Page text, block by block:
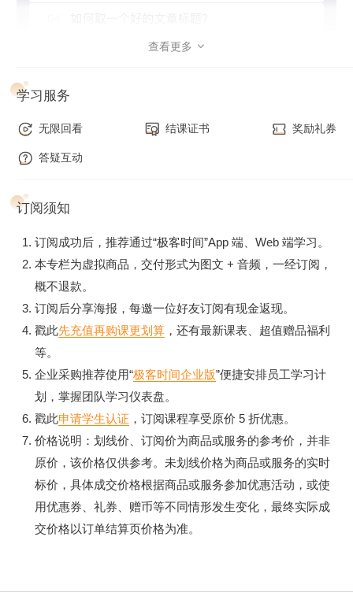
查看更多 
学习服务
无限回看 结课证书 奖励礼券
答疑互动
订阅须知
订阅成功后，推荐通过“极客时间”App 端、Web 端学习。
本专栏为虚拟商品，交付形式为图文 + 音频，一经订阅，
概不退款。
订阅后分享海报，每邀一位好友订阅有现金返现。
戳此先充值再购课更划算 ，还有最新课表、超值赠品福利
等。
企业采购推荐使用“极客时间企业版”便捷安排员工学习计
划，掌握团队学习仪表盘。
戳此申请学生认证 ，订阅课程享受原价 5 折优惠。
价格说明：划线价、订阅价为商品或服务的参考价，并非
原价，该价格仅供参考。未划线价格为商品或服务的实时
标价，具体成交价格根据商品或服务参加优惠活动，或使
用优惠券、礼券、赠币等不同情形发生变化，最终实际成
交价格以订单结算页价格为准。